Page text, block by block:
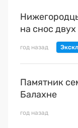
на снос
год назад
Памятник
Балахне
год назад